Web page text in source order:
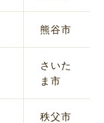
熊谷市
さいた
ま市
秩父市